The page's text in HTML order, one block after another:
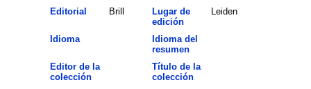
Editorial
Brill
Lugar de
edición
Leiden
Idioma
Idioma del
resumen
Editor de la
colección
Título de la
colección